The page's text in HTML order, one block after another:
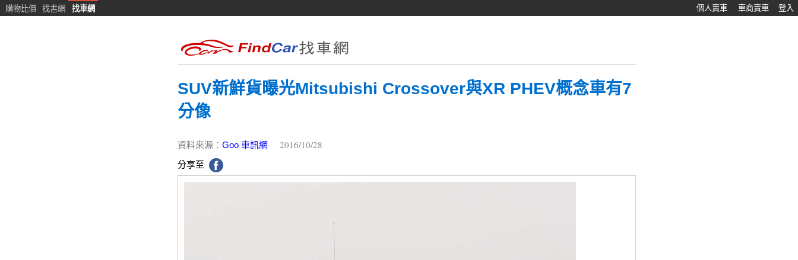
購物比價 找書網 找車網 個人賣車 車商賣車 登入
SUV新鮮貨曝光Mitsubishi Crossover與XR PHEV概念車有7
分像
資料來源： Goo 車訊網 2016/10/28
分享至